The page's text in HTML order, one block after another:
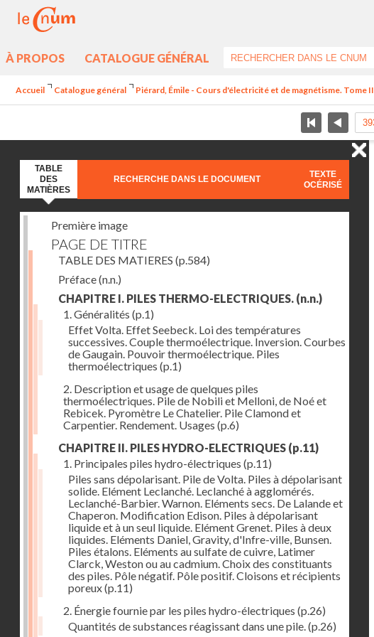
À PROPOS CATALOGUE GÉNÉRAL
Accueil Catalogue général Piérard, Émile - Cours d'électricité et de magnétisme. Tome II
TABLE
DES
MATIÈRES
RECHERCHE DANS LE DOCUMENT
TEXTE
OCÉRISÉ
Première image
PAGE DE TITRE
TABLE DES MATIERES (p.584)
Préface(n.n.)
CHAPITRE I. PILES THERMO-ELECTRIQUES. (n.n.)
1. Généralités (p.1)
Effet Volta. Effet Seebeck. Loi des températures
successives. Couple thermoélectrique. Inversion. Courbes
de Gaugain. Pouvoir thermoélectrique. Piles
thermoélectriques (p.1)
2. Description et usage de quelques piles
thermoélectriques. Pile de Nobili et Melloni, de Noé et
Rebicek. Pyromètre Le Chatelier. Pile Clamond et
Carpentier. Rendement. Usages (p.6)
CHAPITRE II. PILES HYDRO-ELECTRIQUES (p.11)
1. Principales piles hydro-électriques (p.11)
Piles sans dépolarisant. Pile de Volta. Piles à dépolarisant
solide. Elément Leclanché. Leclanché à agglomérés.
Leclanché-Barbier. Warnon. Eléments secs. De Lalande et
Chaperon. Modification Edison. Piles à dépolarisant
liquide et à un seul liquide. Elément Grenet. Piles à deux
liquides. Eléments Daniel, Gravity, d'Infre-ville, Bunsen.
Piles étalons. Eléments au sulfate de cuivre, Latimer
Clarck, Weston ou au cadmium. Choix des constituants
des piles. Pôle négatif. Pôle positif. Cloisons et récipients
poreux(p.11)
2. Énergie fournie par les piles hydro-électriques (p.26)
Quantités de substances réagissant dans une pile.(p.26)